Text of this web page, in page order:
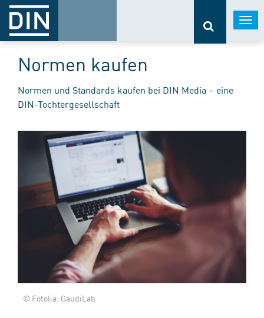
Normen kaufen
Normen und Standards kaufen bei DIN Media – eine
DIN-Tochtergesellschaft
© Fotolia: GaudiLab